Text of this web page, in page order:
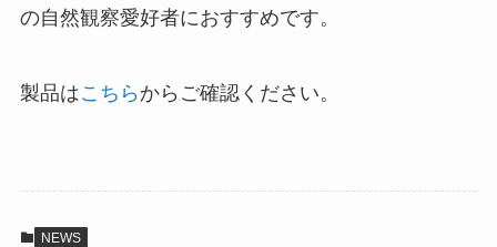
の自然観察愛好者におすすめです。
製品はこちら からご確認ください。
NEWS